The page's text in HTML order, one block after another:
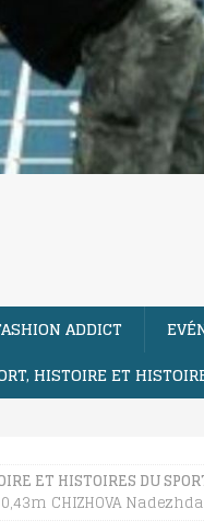
ADDICT
HISTOIRE ET
ET HISTOIRES DU
CHIZHOVA Nadezhda